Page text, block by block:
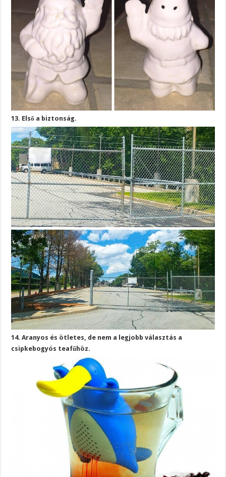
13. Első a biztonság.
14. Aranyos és ötletes, de nem a legjobb választás a
csipkebogyós teafűhöz.